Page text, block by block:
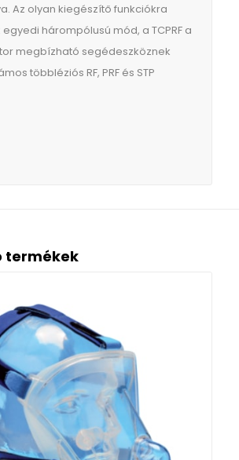
Az olyan kiegészítő funkciókra
hárompólusú mód, a TCPRF a
megbízható segédeszköznek
többléziós RF, PRF és STP
termékek